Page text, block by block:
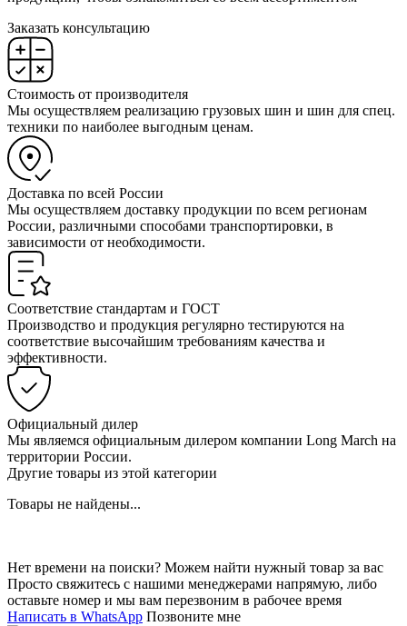
Заказать консультацию
Стоимость от производителя
Мы осуществляем реализацию грузовых шин и шин для спец.
техники по наиболее выгодным ценам.
Доставка по всей России
Мы осуществляем доставку продукции по всем регионам
России, различными способами транспортировки, в
зависимости от необходимости.
Соответствие стандартам и ГОСТ
Производство и продукция регулярно тестируются на
соответствие высочайшим требованиям качества и
эффективности.
Официальный дилер
Мы являемся официальным дилером компании Long March на
территории России.
Другие товары из этой категории
Товары не найдены...
Нет времени на поиски? Можем найти нужный товар за вас
Просто свяжитесь с нашими менеджерами напрямую, либо
оставьте номер и мы вам перезвоним в рабочее время
Написать в WhatsApp Позвоните мне